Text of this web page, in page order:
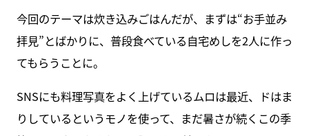
今回のテーマは炊き込みごはんだが、まずは“お手並み
拝見”とばかりに、普段食べている自宅めしを2人に作っ
てもらうことに。
SNSにも料理写真をよく上げているムロは最近、ドはま
りしているというモノを使って、まだ暑さが続くこの季